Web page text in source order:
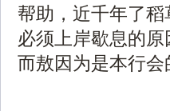
帮助，近千年了
必须上岸歇息的
而敖因为是本行会